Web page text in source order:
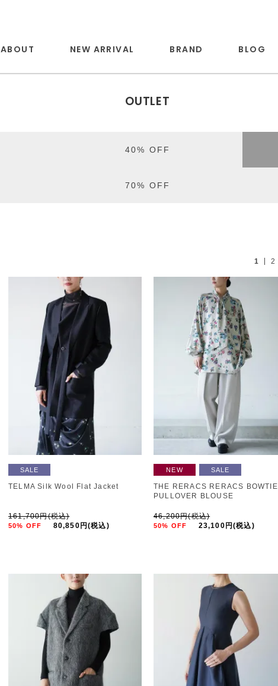
ABOUT NEW ARRIVAL BRAND BLOG
OUTLET
40% OFF
70% OFF
1 2
SALE
TELMA Silk Wool Flat Jacket
161,700円(税込)
50% OFF 80,850円(税込)
NEW SALE
THE RERACS RERACS BOWTIE
PULLOVER BLOUSE
46,200円(税込)
50% OFF 23,100円(税込)